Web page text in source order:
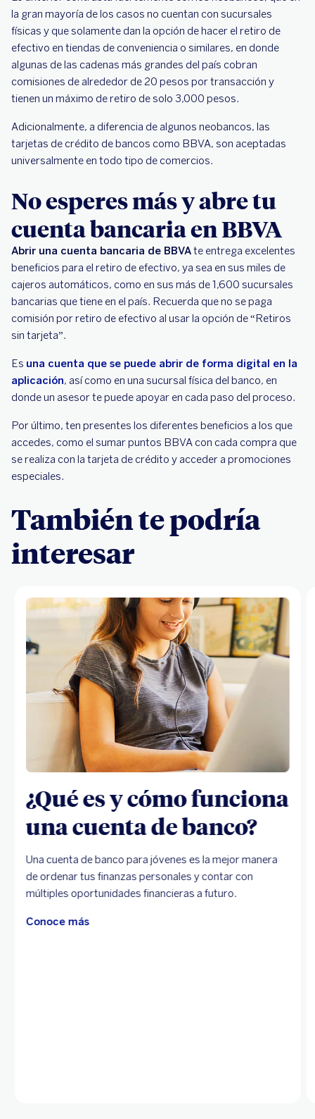
la gran mayoría de los casos no cuentan con sucursales
físicas y que solamente dan la opción de hacer el retiro de
efectivo en tiendas de conveniencia o similares, en donde
algunas de las cadenas más grandes del país cobran
comisiones de alrededor de 20 pesos por transacción y
tienen un máximo de retiro de solo 3,000 pesos.
Adicionalmente, a diferencia de algunos neobancos, las
tarjetas de crédito de bancos como BBVA, son aceptadas
universalmente en todo tipo de comercios.
No esperes más y abre tu
cuenta bancaria en BBVA
Abrir una cuenta bancaria de BBVAte entrega excelentes
beneficios para el retiro de efectivo, ya sea en sus miles de
cajeros automáticos, como en sus más de 1,600 sucursales
bancarias que tiene en el país. Recuerda que no se paga
comisión por retiro de efectivo al usar la opción de “Retiros
sin tarjeta”.
Es una cuenta que se puede abrir de forma digital en la
aplicación, así como en una sucursal física del banco, en
donde un asesor te puede apoyar en cada paso del proceso.
Por último, ten presentes los diferentes beneficios a los que
accedes, como el sumar puntos BBVA con cada compra que
se realiza con la tarjeta de crédito y acceder a promociones
especiales.
También te podría
interesar
¿Qué es y cómo funciona
una cuenta de banco?
Una cuenta de banco para jóvenes es la mejor manera
de ordenar tus finanzas personales y contar con
múltiples oportunidades financieras a futuro.
Conoce más